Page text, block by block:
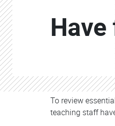
Colonne
Colonne
Colonne
To review
teaching staff